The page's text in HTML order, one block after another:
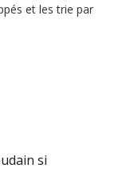
et les trie par
si